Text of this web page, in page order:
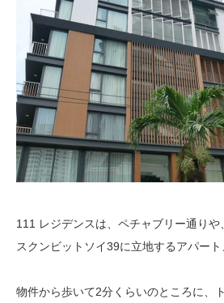
111 レジデンスは、ペチャブリー通り
スクンビットソイ39に立地するアパート
物件から歩いて2分くらいのところに、